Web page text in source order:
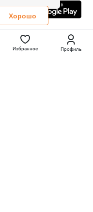
Избранное Профиль
Хорошо